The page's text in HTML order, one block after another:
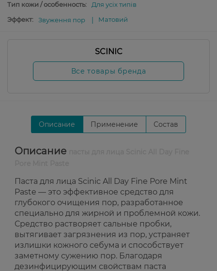
Тип кожи / особенность:
Для усіх типів
Эффект:
Звуження пор Матовий
SCINIC
Все товары бренда
Описание Применение Состав
Описание
Паста для лица Scinic All Day Fine Pore Mint
Paste — это эффективное средство для
глубокого очищения пор, разработанное
специально для жирной и проблемной кожи.
Средство растворяет сальные пробки,
вытягивает загрязнения из пор, устраняет
излишки кожного себума и способствует
заметному сужению пор. Благодаря
дезинфицирующим свойствам паста